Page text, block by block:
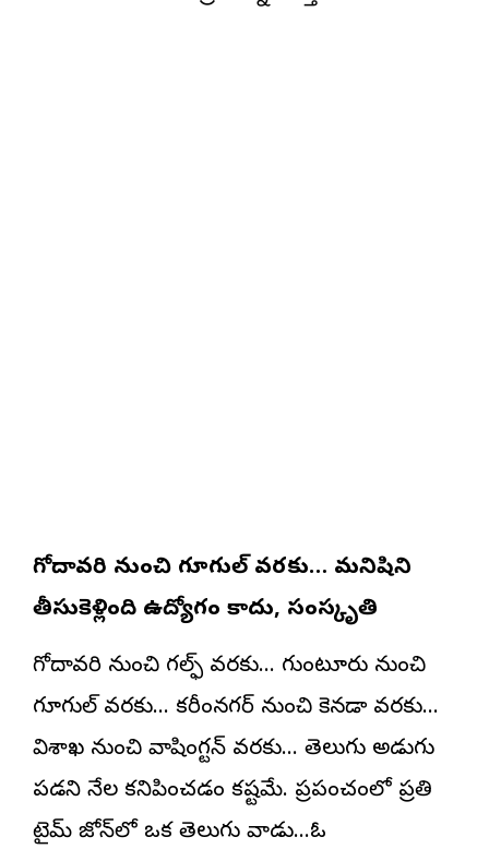
గోదావరి నుంచి గూగుల్ వరకు… మనిషిని
తీసుకెళ్లింది ఉద్యోగం కాదు, సంస్కృతి
గోదావరి నుంచి గల్ఫ్ వరకు… గుంటూరు నుంచి
గూగుల్ వరకు… కరీంనగర్ నుంచి కెనడా వరకు…
విశాఖ నుంచి వాషింగ్టన్ వరకు… తెలుగు అడుగు
పడని నేల కనిపించడం కష్టమే. ప్రపంచంలో ప్రతి
టైమ్ జోన్‌లో ఒక తెలుగు వాడు…ఓ